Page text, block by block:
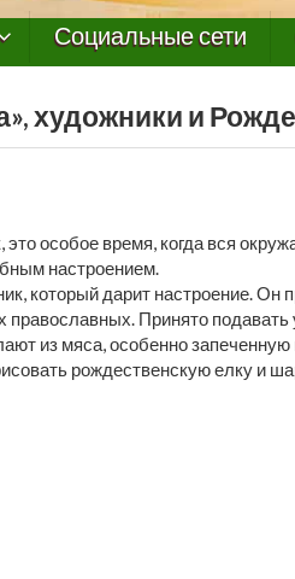
Социальные сети
художники и
особое время, когда вся
настроением.
который дарит настроение. Он
православных. Принято подавать
из мяса, особенно
рождественскую елку и